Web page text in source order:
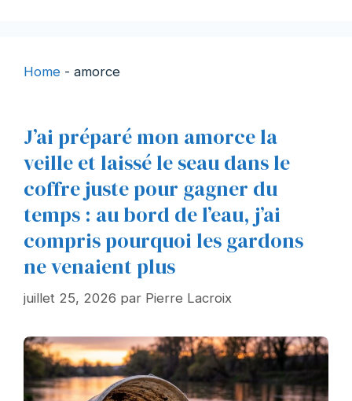
Home - amorce
J’ai préparé mon amorce la
veille et laissé le seau dans le
coffre juste pour gagner du
temps : au bord de l’eau, j’ai
compris pourquoi les gardons
ne venaient plus
juillet 25, 2026 par Pierre Lacroix